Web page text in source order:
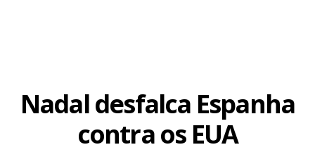
Nadal desfalca Espanha
contra os EUA